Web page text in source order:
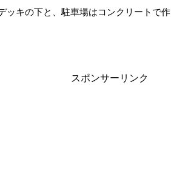
ッキの下と、駐車場はコンクリートで作
スポンサーリンク